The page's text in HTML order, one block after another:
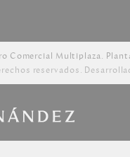
Comercial Multiplaza.
reservados.